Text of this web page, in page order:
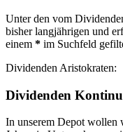
Unter den vom
bisher langjährigen und
einem * im Suchfeld
Dividenden Aristokraten:
Dividenden
In unserem Depot wollen